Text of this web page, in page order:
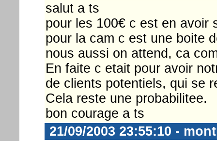
salut a ts
pour les 100€ c est en avoir
pour la cam c est une boite
nous aussi on attend, ca
En faite c etait pour avoir
de clients potentiels, qui se
Cela reste une probabilitee.
bon courage a ts
21/09/2003 23:55:10 -